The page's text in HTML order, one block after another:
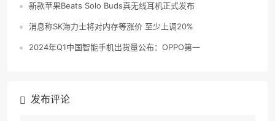
新款苹果Beats Solo Buds真无线耳机正式发布
消息称SK海力士将对内存等涨价 至少上调20%
2024年Q1中国智能手机出货量公布：OPPO第一
发布评论